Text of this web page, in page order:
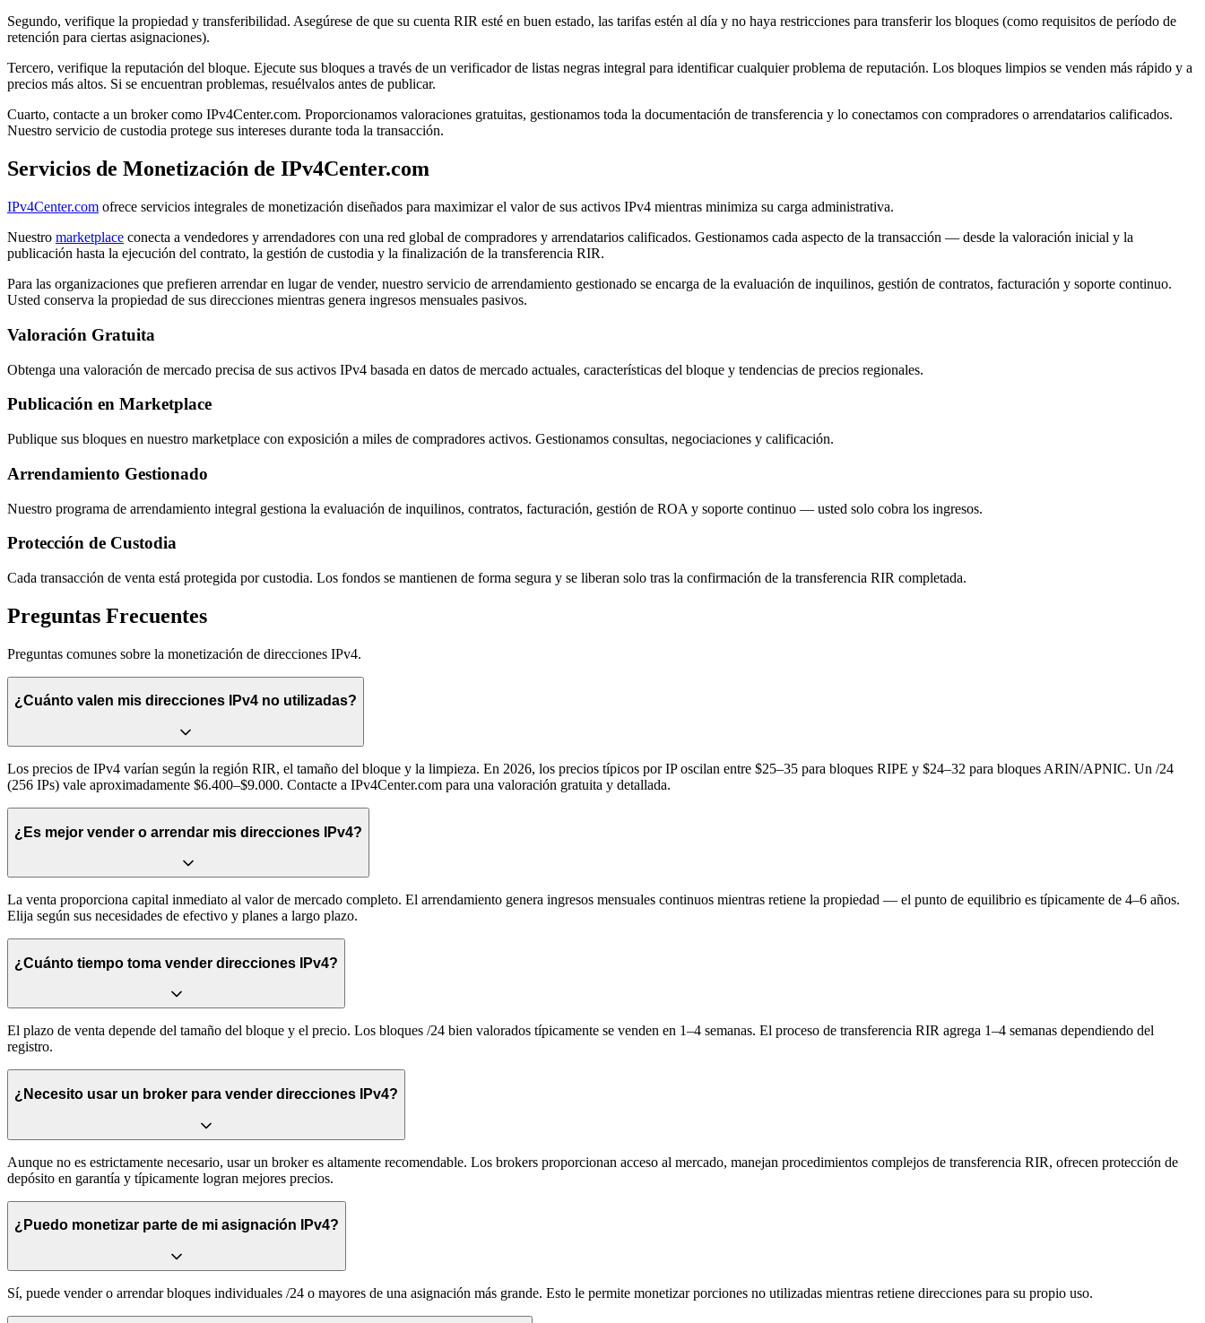
Segundo, verifique la propiedad y transferibilidad. Asegúrese de que su cuenta RIR esté en buen estado, las tarifas estén al día y no haya restricciones para transferir los bloques (como requisitos de período de
retención para ciertas asignaciones).
Tercero, verifique la reputación del bloque. Ejecute sus bloques a través de un verificador de listas negras integral para identificar cualquier problema de reputación. Los bloques limpios se venden más rápido y a
precios más altos. Si se encuentran problemas, resuélvalos antes de publicar.
Cuarto, contacte a un broker como IPv4Center.com. Proporcionamos valoraciones gratuitas, gestionamos toda la documentación de transferencia y lo conectamos con compradores o arrendatarios calificados.
Nuestro servicio de custodia protege sus intereses durante toda la transacción.
Servicios de Monetización de IPv4Center.com
IPv4Center.com ofrece servicios integrales de monetización diseñados para maximizar el valor de sus activos IPv4 mientras minimiza su carga administrativa.
Nuestro marketplace conecta a vendedores y arrendadores con una red global de compradores y arrendatarios calificados. Gestionamos cada aspecto de la transacción — desde la valoración inicial y la
publicación hasta la ejecución del contrato, la gestión de custodia y la finalización de la transferencia RIR.
Para las organizaciones que prefieren arrendar en lugar de vender, nuestro servicio de arrendamiento gestionado se encarga de la evaluación de inquilinos, gestión de contratos, facturación y soporte continuo.
Usted conserva la propiedad de sus direcciones mientras genera ingresos mensuales pasivos.
Valoración Gratuita
Obtenga una valoración de mercado precisa de sus activos IPv4 basada en datos de mercado actuales, características del bloque y tendencias de precios regionales.
Publicación en Marketplace
Publique sus bloques en nuestro marketplace con exposición a miles de compradores activos. Gestionamos consultas, negociaciones y calificación.
Arrendamiento Gestionado
Nuestro programa de arrendamiento integral gestiona la evaluación de inquilinos, contratos, facturación, gestión de ROA y soporte continuo — usted solo cobra los ingresos.
Protección de Custodia
Cada transacción de venta está protegida por custodia. Los fondos se mantienen de forma segura y se liberan solo tras la confirmación de la transferencia RIR completada.
Preguntas Frecuentes
Preguntas comunes sobre la monetización de direcciones IPv4.
¿Cuánto valen mis direcciones IPv4 no utilizadas?
Los precios de IPv4 varían según la región RIR, el tamaño del bloque y la limpieza. En 2026, los precios típicos por IP oscilan entre $25–35 para bloques RIPE y $24–32 para bloques ARIN/APNIC. Un /24
(256 IPs) vale aproximadamente $6.400–$9.000. Contacte a IPv4Center.com para una valoración gratuita y detallada.
¿Es mejor vender o arrendar mis direcciones IPv4?
La venta proporciona capital inmediato al valor de mercado completo. El arrendamiento genera ingresos mensuales continuos mientras retiene la propiedad — el punto de equilibrio es típicamente de 4–6 años.
Elija según sus necesidades de efectivo y planes a largo plazo.
¿Cuánto tiempo toma vender direcciones IPv4?
El plazo de venta depende del tamaño del bloque y el precio. Los bloques /24 bien valorados típicamente se venden en 1–4 semanas. El proceso de transferencia RIR agrega 1–4 semanas dependiendo del
registro.
¿Necesito usar un broker para vender direcciones IPv4?
Aunque no es estrictamente necesario, usar un broker es altamente recomendable. Los brokers proporcionan acceso al mercado, manejan procedimientos complejos de transferencia RIR, ofrecen protección de
depósito en garantía y típicamente logran mejores precios.
¿Puedo monetizar parte de mi asignación IPv4?
Sí, puede vender o arrendar bloques individuales /24 o mayores de una asignación más grande. Esto le permite monetizar porciones no utilizadas mientras retiene direcciones para su propio uso.